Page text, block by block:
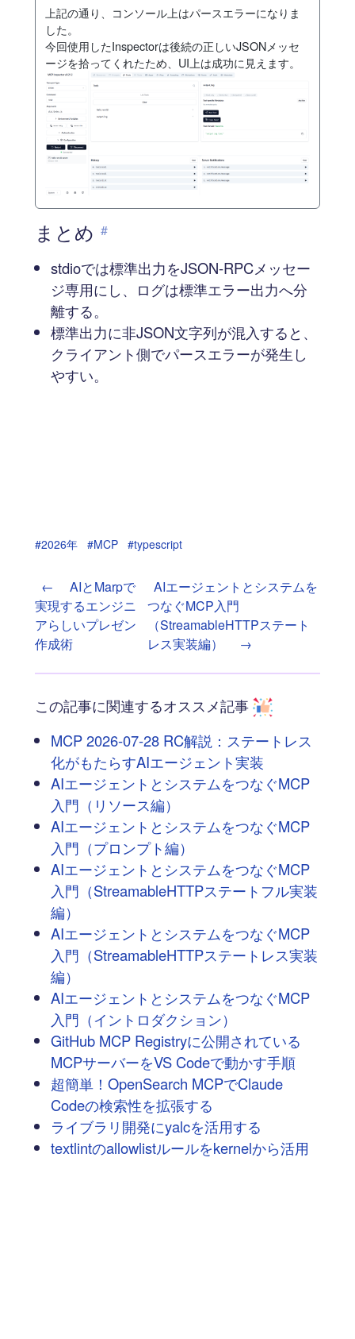
上記の通り、コンソール上はパースエラーになりま
した。
今回使用したInspectorは後続の正しいJSONメッセ
ージを拾ってくれたため、UI上は成功に見えます。
まとめ #
stdioでは標準出力をJSON-RPCメッセー
ジ専用にし、ログは標準エラー出力へ分
離する。
標準出力に非JSON文字列が混入すると、
クライアント側でパースエラーが発生し
やすい。
#2026年 #MCP #typescript
←
AIとMarpで
実現するエンジニ
アらしいプレゼン
作成術
AIエージェントとシステムを
つなぐMCP入門
（StreamableHTTPステート
レス実装編）
→
この記事に関連するオススメ記事
MCP 2026-07-28 RC解説：ステートレス
化がもたらすAIエージェント実装
AIエージェントとシステムをつなぐMCP
入門（リソース編）
AIエージェントとシステムをつなぐMCP
入門（プロンプト編）
AIエージェントとシステムをつなぐMCP
入門（StreamableHTTPステートフル実装
編）
AIエージェントとシステムをつなぐMCP
入門（StreamableHTTPステートレス実装
編）
AIエージェントとシステムをつなぐMCP
入門（イントロダクション）
GitHub MCP Registryに公開されている
MCPサーバーをVS Codeで動かす手順
超簡単！OpenSearch MCPでClaude
Codeの検索性を拡張する
ライブラリ開発にyalcを活用する
textlintのallowlistルールをkernelから活用